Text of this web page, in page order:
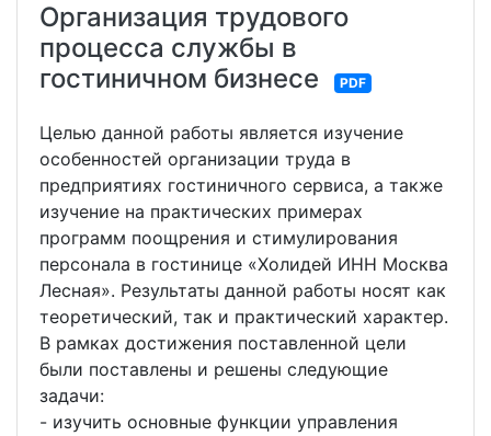
Организация трудового
процесса службы в
гостиничном бизнесе
PDF
Целью данной работы является изучение
особенностей организации труда в
предприятиях гостиничного сервиса, а также
изучение на практических примерах
программ поощрения и стимулирования
персонала в гостинице «Холидей ИНН Москва
Лесная». Результаты данной работы носят как
теоретический, так и практический характер.
В рамках достижения поставленной цели
были поставлены и решены следующие
задачи:
- изучить основные функции управления